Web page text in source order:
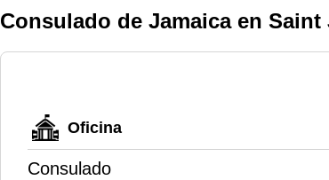
Consulado de Jamaica en
Oficina
Consulado